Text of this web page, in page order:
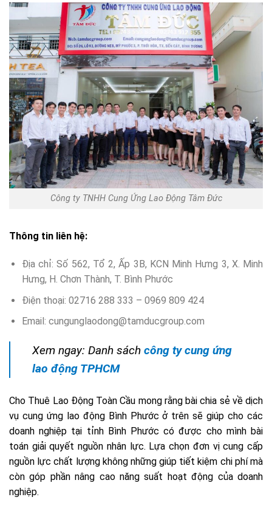
Công ty TNHH Cung Ứng Lao Động Tâm Đức
Thông tin liên hệ:
Địa chỉ: Số 562, Tổ 2, Ấp 3B, KCN Minh Hưng 3, X. Minh
Hưng, H. Chơn Thành, T. Bình Phước
Điện thoại: 02716 288 333 – 0969 809 424
Email: cungunglaodong@tamducgroup.com
Xem ngay: Danh sách công ty cung ứng
lao động TPHCM
Cho Thuê Lao Động Toàn Cầu mong rằng bài chia sẻ về dịch
vụ cung ứng lao động Bình Phước ở trên sẽ giúp cho các
doanh nghiệp tại tỉnh Bình Phước có được cho mình bài
toán giải quyết nguồn nhân lực. Lựa chọn đơn vị cung cấp
nguồn lực chất lượng không những giúp tiết kiệm chi phí mà
còn góp phần nâng cao năng suất hoạt động của doanh
nghiệp.